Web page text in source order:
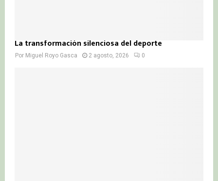
La transformación silenciosa del deporte
Por Miguel Royo Gasca 2 agosto, 2026 0